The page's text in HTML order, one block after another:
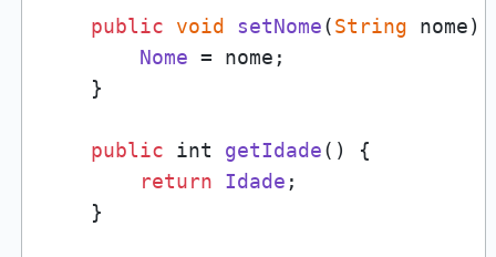
public void setNome(String nome)
Nome = nome;
    }
public int getIdade( ) {
return
Idade ;
    }